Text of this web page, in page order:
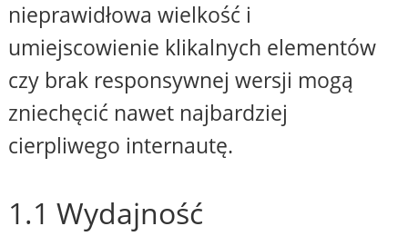
nieprawidłowa wielkość i
umiejscowienie klikalnych elementów
czy brak responsywnej wersji mogą
zniechęcić nawet najbardziej
cierpliwego internautę.
1.1 Wydajność